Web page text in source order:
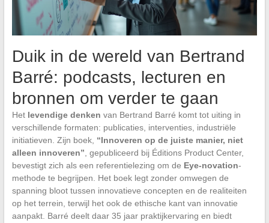
Duik in de wereld van Bertrand
Barré: podcasts, lecturen en
bronnen om verder te gaan
Het levendige denken van Bertrand Barré komt tot uiting in
verschillende formaten: publicaties, interventies, industriële
initiatieven. Zijn boek, “Innoveren op de juiste manier, niet
alleen innoveren” , gepubliceerd bij Éditions Product Center,
bevestigt zich als een referentielezing om de Eye-novation-
methode te begrijpen. Het boek legt zonder omwegen de
spanning bloot tussen innovatieve concepten en de realiteiten
op het terrein, terwijl het ook de ethische kant van innovatie
aanpakt. Barré deelt daar 35 jaar praktijkervaring en biedt